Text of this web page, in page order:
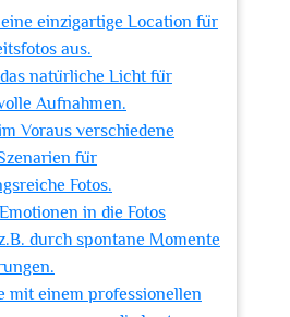
einzigartige Location für
aus.
natürliche Licht für
Aufnahmen.
Voraus verschiedene
für
Fotos.
in die Fotos
durch spontane Momente
mit einem professionellen